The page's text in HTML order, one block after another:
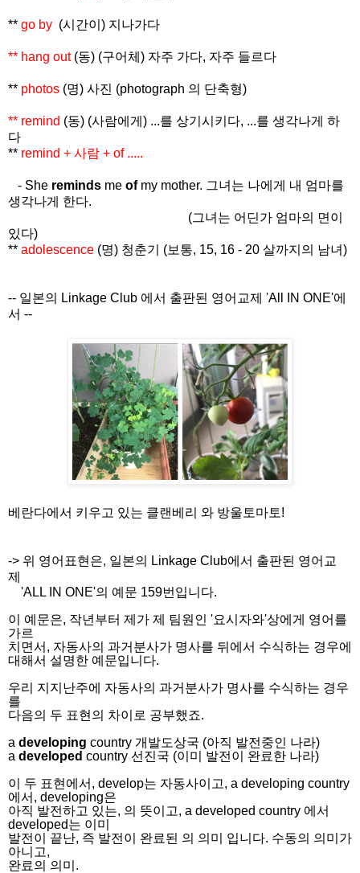
** go by (시간이) 지나가다
** hang out (동) (구어체) 자주 가다, 자주 들르다
** photos (명) 사진 (photograph 의 단축형)
** remind (동) (사람에게) ...를 상기시키다, ...를 생각나게 하
다
** remind + 사람 + of .....
- She reminds me of my mother. 그녀는 나에게 내 엄마를
생각나게 한다.
(그녀는 어딘가 엄마의 면이
있다)
** adolescence (명) 청춘기 (보통, 15, 16 - 20 살까지의 남녀)
-- 일본의 Linkage Club 에서 출판된 영어교제 'All IN ONE'에
서 --
베란다에서 키우고 있는 클랜베리 와 방울토마토!
-> 위 영어표현은, 일본의 Linkage Club에서 출판된 영어교
제
'ALL IN ONE'의 예문 159번입니다.
이 예문은, 작년부터 제가 제 팀원인 '요시자와'상에게 영어를
가르
치면서, 자동사의 과거분사가 명사를 뒤에서 수식하는 경우에
대해서 설명한 예문입니다.
우리 지지난주에 자동사의 과거분사가 명사를 수식하는 경우
를
다음의 두 표현의 차이로 공부했죠.
a developing country 개발도상국 (아직 발전중인 나라)
a developed country 선진국 (이미 발전이 완료한 나라)
이 두 표현에서, develop는 자동사이고, a developing country
에서, developing은
아직 발전하고 있는, 의 뜻이고, a developed country 에서
developed는 이미
발전이 끝난, 즉 발전이 완료된 의 의미 입니다. 수동의 의미가
아니고,
완료의 의미.